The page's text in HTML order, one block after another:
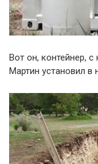
Вот он, контейнер,
Мартин установил